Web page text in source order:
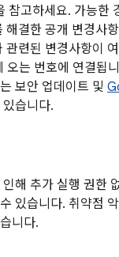
참고하세요. 가능한
해결한 공개 변경사
관련된 변경사항이
오는 번호에 연결됩
보안 업데이트 및
습니다.
해 추가 실행 권한
있습니다. 취약점
니다.